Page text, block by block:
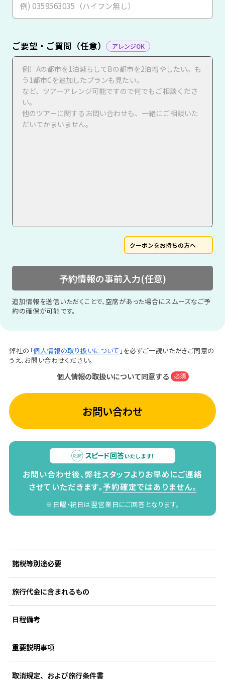
ご要望・ご質問（任意） アレンジOK
クーポンをお持ちの方へ
予約情報の事前入力(任意)
追加情報を送信いただくことで、空席があった場合にスムーズなご予
約の確保が可能です。
弊社の「個人情報の取り扱いについて 」を必ずご一読いただきご同意の
うえ、お問い合わせください。
個人情報の取扱いについて同意する 必須
お問い合わせ
お問い合わせ後、弊社スタッフよりお早めにご連絡
させていただきます。予約確定ではありません。
※日曜・祝日は翌営業日にご回答となります。
諸税等別途必要
旅行代金に含まれるもの
日程備考
重要説明事項
取消規定、および旅行条件書